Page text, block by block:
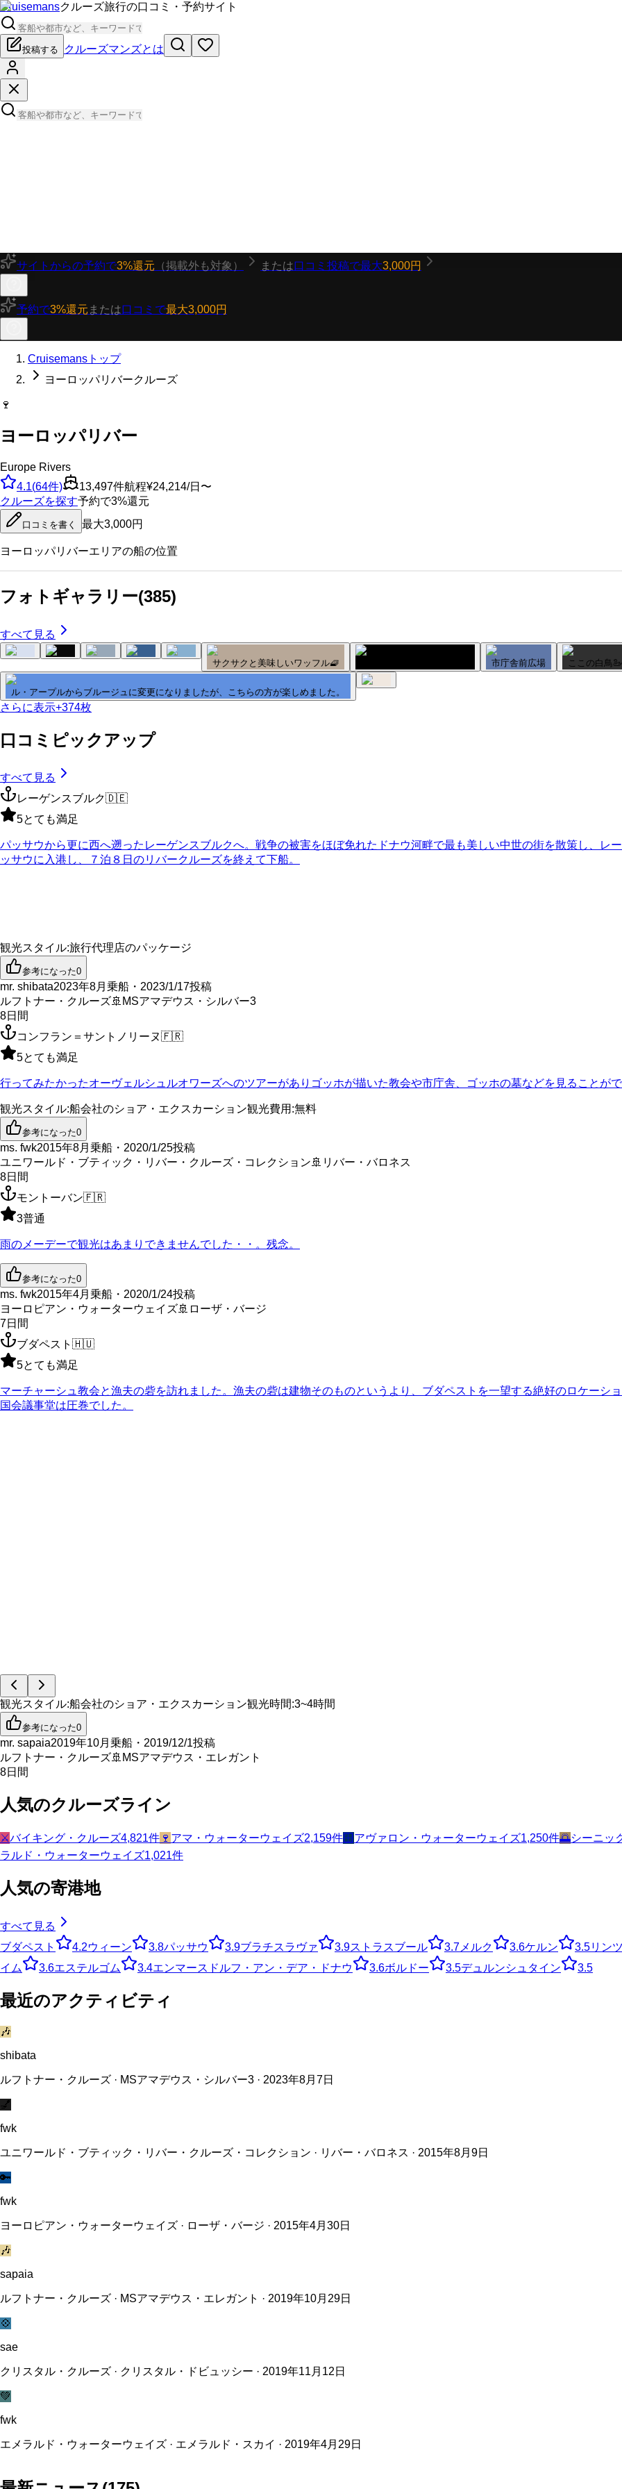
Cruisemansクルーズ旅行の口コミ・予約サイト
投稿する クルーズマンズとは
サイトからの予約で3%還元 （掲載外も対象） または口コミ投稿で最大3,000円
予約で3%還元 または口コミで最大3,000円
Cruisemansトップ
ヨーロッパリバークルーズ
🍷
ヨーロッパリバー
Europe Rivers
4.1(64件) 13,497件航程¥24,214/日〜
クルーズを探す予約で3%還元
口コミを書く 最大3,000円
ヨーロッパリバーエリアの船の位置
フォトギャラリー(385)
すべて見る
サクサクと美味しいワッフル🧇 市庁舎前広場 ここの白鳥
ル・アープルからブルージュに変更になりましたが、こちらの方が楽しめました。
さらに表示+374枚
口コミピックアップ
すべて見る
レーゲンスブルク🇩🇪
5とても満足
パッサウから更に西へ遡ったレーゲンスブルクへ。戦争の被害をほぼ免れたドナウ河畔で最も美しい中世の街を散策し、レ
ッサウに入港し、７泊８日のリバークルーズを終えて下船。
観光スタイル:旅行代理店のパッケージ
参考になった0
mr. shibata2023年8月乗船・2023/1/17投稿
ルフトナー・クルーズ🚢 MSアマデウス・シルバー3
8日間
コンフラン＝サントノリーヌ🇫🇷
5とても満足
行ってみたかったオーヴェルシュルオワーズへのツアーがありゴッホが描いた教会や市庁舎、ゴッホの墓などを見ることがで
観光スタイル:船会社のショア・エクスカーション観光費用 :無料
参考になった0
ms. fwk2015年8月乗船・2020/1/25投稿
ユニワールド・ブティック・リバー・クルーズ・コレクション🚢 リバー・バロネス
8日間
モントーバン🇫🇷
3普通
雨のメーデーで観光はあまりできませんでした・・。残念。
参考になった0
ms. fwk2015年4月乗船・2020/1/24投稿
ヨーロピアン・ウォーターウェイズ🚢 ローザ・バージ
7日間
ブダペスト 🇭🇺
5とても満足
マーチャーシュ教会と漁夫の砦を訪れました。漁夫の砦は建物そのものというより、ブダペストを一望する絶好のロケーシ
国会議事堂は圧巻でした。
観光スタイル:船会社のショア・エクスカーション観光時間:3~4時間
参考になった0
mr. sapaia2019年10月乗船・2019/12/1投稿
ルフトナー・クルーズ🚢 MSアマデウス・エレガント
8日間
人気のクルーズライン
⚔️バイキング・クルーズ4,821件 🍷 アマ・ウォーターウェイズ2,159件🪟 アヴァロン・ウォーターウェイズ1,250件🌅シーニッ
ラルド・ウォーターウェイズ1,021件
人気の寄港地
すべて見る
ブダペスト
4.2ウィーン 3.8パッサウ 3.9ブラチスラヴァ 3.9ストラスブール 3.7 メルク 3.6ケルン 3.5リンツ
イム
3.6エステルゴム 3.4エンマースドルフ・アン・デア・ドナウ 3.6ボルドー 3.5デュルンシュタイン 3.5
最近のアクティビティ
🎶
shibata
ルフトナー・クルーズ · MSアマデウス・シルバー3 · 2023年8月7日
💅
fwk
ユニワールド・ブティック・リバー・クルーズ・コレクション · リバー・バロネス · 2015年8月9日
🔑
fwk
ヨーロピアン・ウォーターウェイズ · ローザ・バージ · 2015年4月30日
🎶
sapaia
ルフトナー・クルーズ · MSアマデウス・エレガント · 2019年10月29日
💠
sae
クリスタル・クルーズ · クリスタル・ドビュッシー · 2019年11月12日
💚
fwk
エメラルド・ウォーターウェイズ · エメラルド・スカイ · 2019年4月29日